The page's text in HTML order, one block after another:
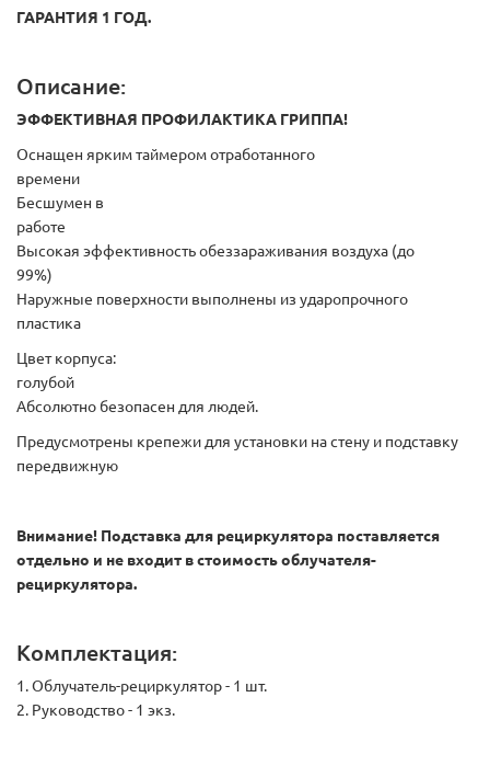
ГАРАНТИЯ 1 ГОД.
Описание:
ЭФФЕКТИВНАЯ ПРОФИЛАКТИКА ГРИППА!
Оснащен ярким таймером отработанного
времени
Беcшумен в
работе
Высокая эффективность обеззараживания воздуха (до
99%)
Наружные поверхности выполнены из ударопрочного
пластика
Цвет корпуса:
голубой
Абсолютно безопасен для людей.
Предусмотрены крепежи для установки на стену и подставку
передвижную
Внимание! Подставка для рециркулятора поставляется
отдельно и не входит в стоимость облучателя-
рециркулятора.
Комплектация:
1. Облучатель-рециркулятор - 1 шт.
2. Руководство - 1 экз.